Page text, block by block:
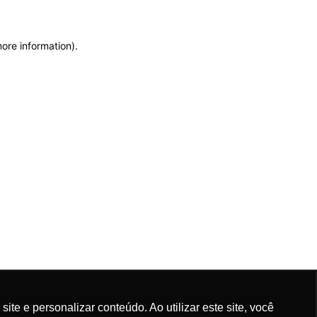
e personalizar conteúdo. Ao utilizar este site, você
information).